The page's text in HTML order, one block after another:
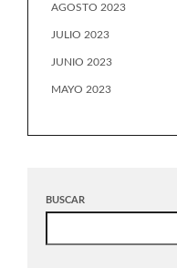
AGOSTO 2023
JULIO 2023
JUNIO 2023
MAYO 2023
BUSCAR